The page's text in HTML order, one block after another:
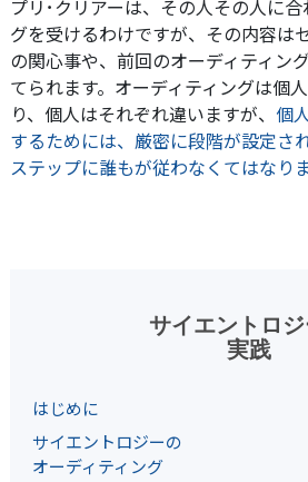
プリ･クリアーは、その人その人に
グを受けるわけですが、その内容は
の関心事や、前回のオーディティン
てられます。オーディティングは個
り、個人はそれぞれ違いますが、 個
するためには、厳密に段階が設定さ
ステップに誰もが従わなくてはなり
サイエントロ
実践
はじめに
サイエントロジーの
オーディティング